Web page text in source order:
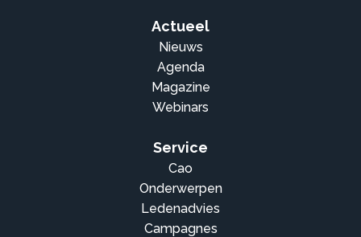
Actueel
Nieuws
Agenda
Magazine
Webinars
Service
Cao
Onderwerpen
Ledenadvies
Campagnes